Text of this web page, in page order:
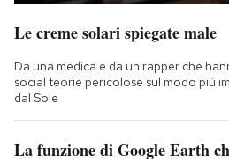
Le creme solari spiegate male
Da una medica e da un rapper che
social teorie pericolose sul modo più
dal Sole
La funzione di Google Earth